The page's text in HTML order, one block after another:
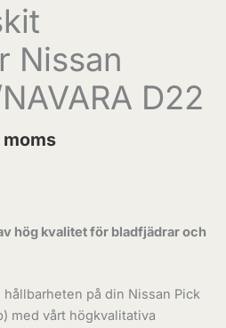
Nissan
D22
hög kvalitet för bladfjädrar och
på din Nissan Pick
med vårt högkvalitativa